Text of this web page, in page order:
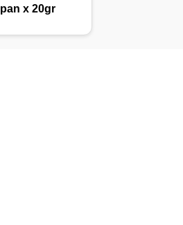
pan x 20gr